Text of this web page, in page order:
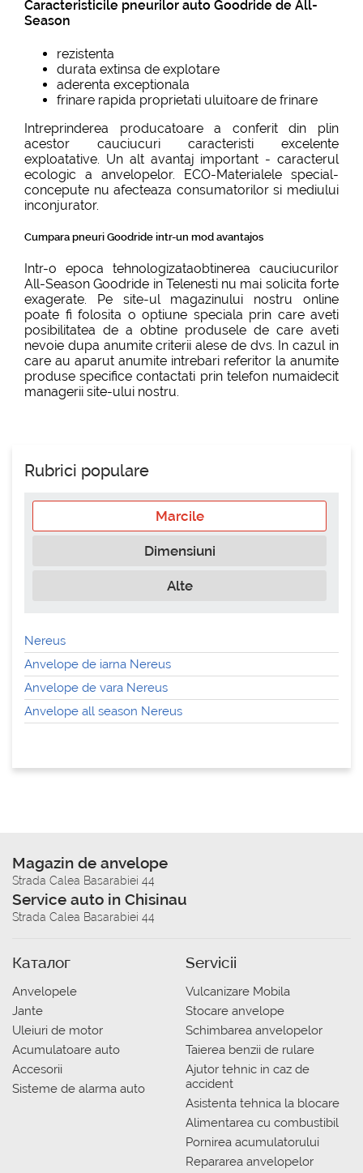
Caracteristicile pneurilor auto Goodride de All-
Season
rezistenta
durata extinsa de explotare
aderenta exceptionala
frinare rapida proprietati uluitoare de frinare
Intreprinderea producatoare a conferit din plin
acestor cauciucuri caracteristi excelente
exploatative. Un alt avantaj important - caracterul
ecologic a anvelopelor. ECO-Materialele special-
concepute nu afecteaza consumatorilor si mediului
inconjurator.
Cumpara pneuri Goodride intr-un mod avantajos
Intr-o epoca tehnologizataobtinerea cauciucurilor
All-Season Goodride in Telenesti nu mai solicita forte
exagerate. Pe site-ul magazinului nostru online
poate fi folosita o optiune speciala prin care aveti
posibilitatea de a obtine produsele de care aveti
nevoie dupa anumite criterii alese de dvs. In cazul in
care au aparut anumite intrebari referitor la anumite
produse specifice contactati prin telefon numaidecit
managerii site-ului nostru.
Rubrici populare
Marcile
Dimensiuni
Alte
Nereus
Anvelope de iarna Nereus
Anvelope de vara Nereus
Anvelope all season Nereus
Magazin de anvelope
Strada Calea Basarabiei 44
Service auto in Chisinau
Strada Calea Basarabiei 44
Каталог
Anvelopele
Jante
Uleiuri de motor
Acumulatoare auto
Accesorii
Sisteme de alarma auto
Servicii
Vulcanizare Mobila
Stocare anvelope
Schimbarea anvelopelor
Taierea benzii de rulare
Ajutor tehnic in caz de
accident
Asistenta tehnica la blocare
Alimentarea cu combustibil
Pornirea acumulatorului
Repararea anvelopelor